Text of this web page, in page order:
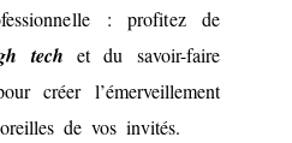
: profitez de
tech et du savoir-faire
créer l’émerveillement
de vos invités.